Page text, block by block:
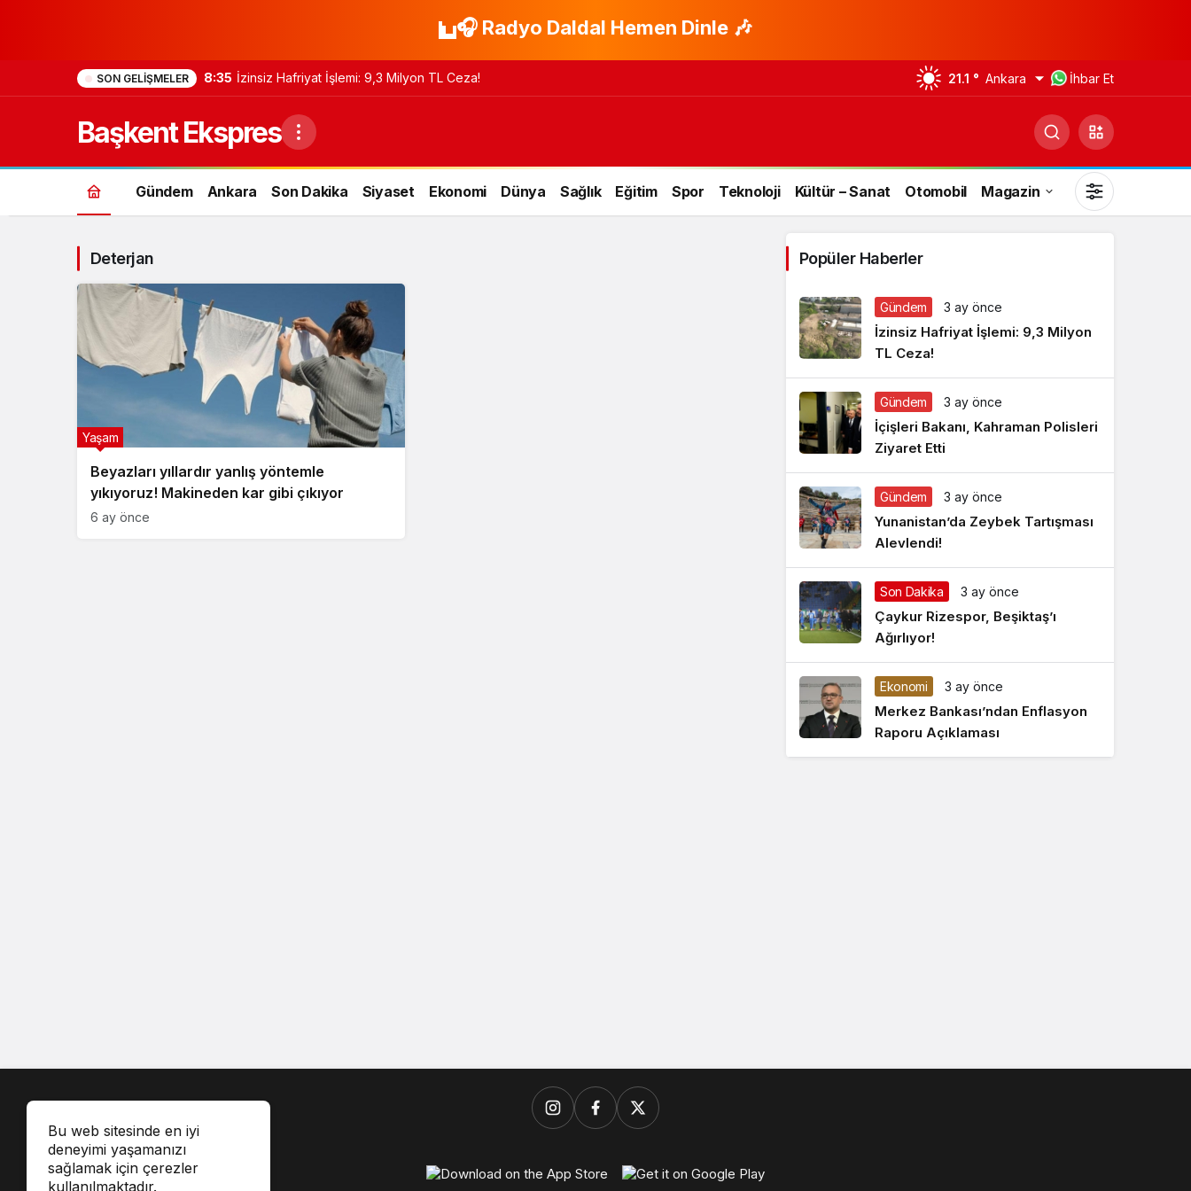
🎧 Radyo Daldal Hemen Dinle 🎶
SON GELIŞMELER 8:35 İzinsiz Hafriyat İşlemi: 9,3 Milyon TL Ceza! 21.1 ° Ankara İhbar Et
Başkent Ekspres
Gündem Ankara Son Dakika Siyaset Ekonomi Dünya Sağlık Eğitim Spor Teknoloji Kültür – Sanat Otomobil Magazin
Gündüz Modu
Gündüz modunu seçin.
Gece Modu
Gece modunu seçin.
Sistem Modu
Sistem modunu seçin.
Deterjan
Beyazları yıllardır yanlış yöntemle
yıkıyoruz! Makineden kar gibi çıkıyor
Yaşam
6 ay önce
Popüler Haberler
Gündem 3 ay önce
İzinsiz Hafriyat İşlemi: 9,3 Milyon
TL Ceza!
Gündem 3 ay önce
İçişleri Bakanı, Kahraman Polisleri
Ziyaret Etti
Gündem 3 ay önce
Yunanistan’da Zeybek Tartışması
Alevlendi!
Son Dakika 3 ay önce
Çaykur Rizespor, Beşiktaş’ı
Ağırlıyor!
Ekonomi 3 ay önce
Merkez Bankası’ndan Enflasyon
Raporu Açıklaması
Bu web sitesinde en iyi
deneyimi yaşamanızı
sağlamak için çerezler
kullanılmaktadır.